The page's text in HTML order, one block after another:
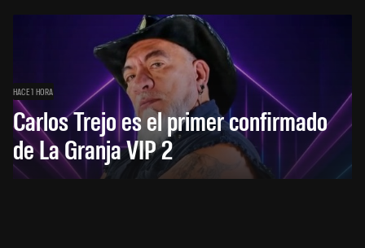
HACE 1 HORA
Carlos Trejo es el primer confirmado
de La Granja VIP 2